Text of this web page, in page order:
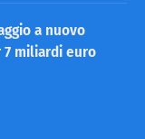
a nuovo
7 miliardi euro